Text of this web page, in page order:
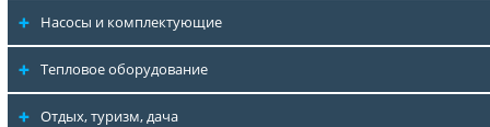
Насосы и комплектующие
Тепловое оборудование
Отдых, туризм, дача